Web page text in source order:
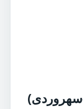
سهروردی)